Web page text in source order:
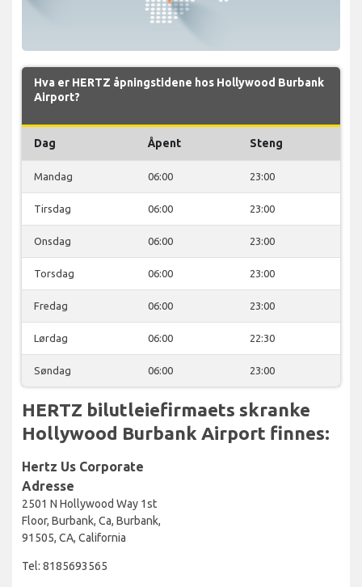
Hva er HERTZ åpningstidene hos Hollywood Burbank
Airport?
Dag Åpent Steng
Mandag 06:00 23:00
Tirsdag 06:00 23:00
Onsdag 06:00 23:00
Torsdag 06:00 23:00
Fredag 06:00 23:00
Lørdag 06:00 22:30
Søndag 06:00 23:00
HERTZ bilutleiefirmaets skranke
Hollywood Burbank Airport finnes:
Hertz Us Corporate
Adresse
2501 N Hollywood Way 1st
Floor, Burbank, Ca, Burbank,
91505, CA, California
Tel: 8185693565